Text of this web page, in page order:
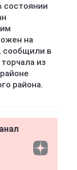
состоянии
на
сообщили в
из
района.